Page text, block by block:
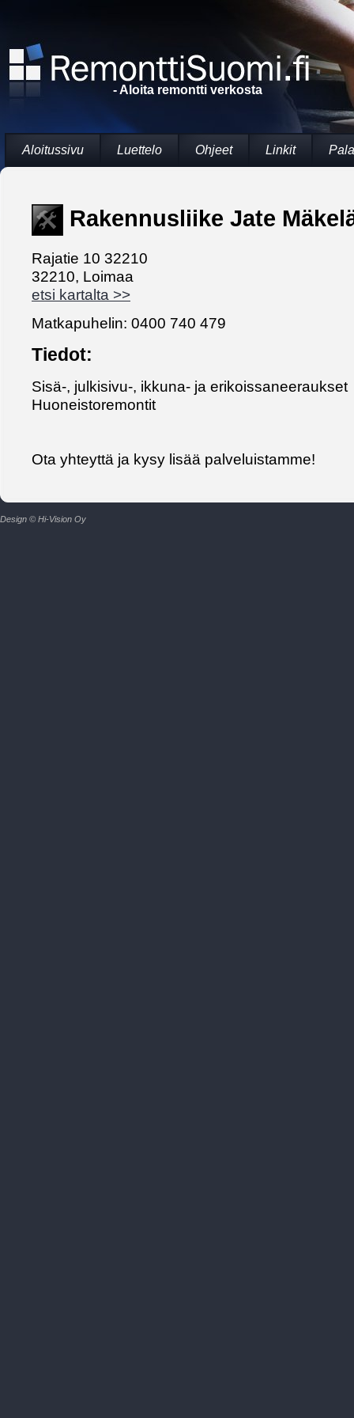
- Aloita remontti verkosta
Aloitussivu Luettelo Ohjeet Linkit
Rakennusliike Jate
Rajatie 10 32210
32210, Loimaa
etsi kartalta >>
Matkapuhelin: 0400 740 479
Tiedot:
Sisä-, julkisivu-, ikkuna- ja erikoissaneeraukset
Huoneistoremontit
Ota yhteyttä ja kysy lisää palveluistamme!
Design © Hi-Vision Oy